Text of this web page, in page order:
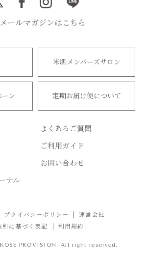
メールマガジンはこちら
米肌メンバーズサロン
ン 定期お届け便について
よくあるご質問
ご利用ガイド
お問い合わせ
ナル
プライバシーポリシー
運営会社
引に基づく表記
利用規約
PROVISION. All right reserved.